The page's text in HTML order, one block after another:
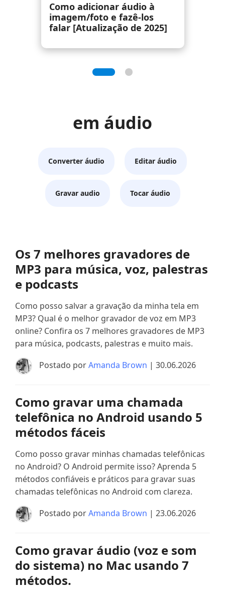
áudio de alta resolução
(portáteis e software)
em áudio
Converter áudio Editar áudio
Gravar audio Tocar áudio
Os 7 melhores gravadores de
MP3 para música, voz, palestras
e podcasts
Como posso salvar a gravação da minha tela em
MP3? Qual é o melhor gravador de voz em MP3
online? Confira os 7 melhores gravadores de MP3
para música, podcasts, palestras e muito mais.
Postado porAmanda Brown | 30.06.2026
Como gravar uma chamada
telefônica no Android usando 5
métodos fáceis
Como posso gravar minhas chamadas telefônicas
no Android? O Android permite isso? Aprenda 5
métodos confiáveis ​​e práticos para gravar suas
chamadas telefônicas no Android com clareza.
Postado porAmanda Brown | 23.06.2026
Como gravar áudio (voz e som
do sistema) no Mac usando 7
métodos.